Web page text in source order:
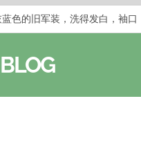
色的旧军装，洗得发白，袖口
某个阶段掌握了第一性原
百分之一的人，既不努力，